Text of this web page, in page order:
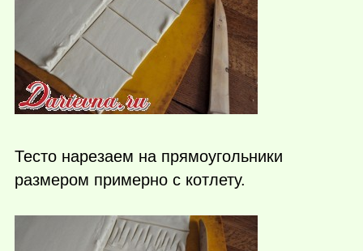
Тесто нарезаем на прямоугольники
размером примерно с котлету.